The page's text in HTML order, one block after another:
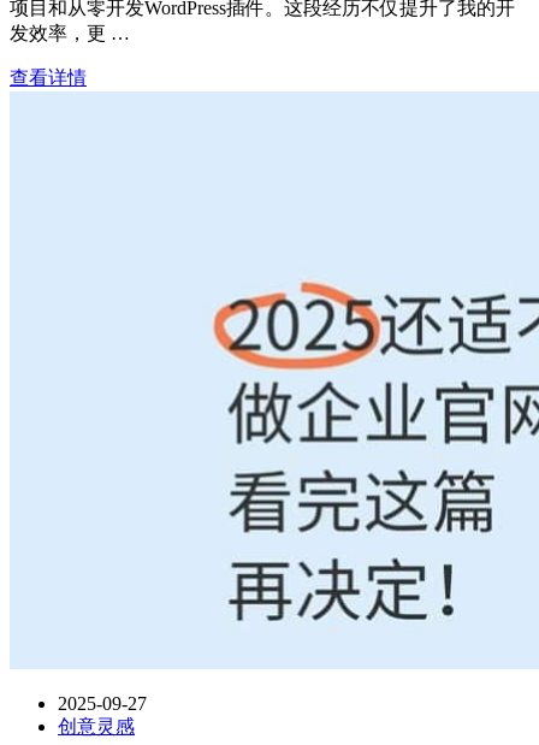
项目和从零开发WordPress插件。这段经历不仅提升了我的开
发效率，更 …
查看详情
2025-09-27
创意灵感